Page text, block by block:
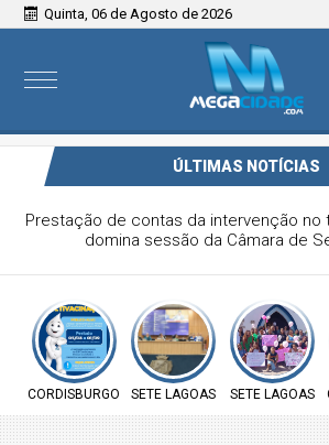
Quinta, 06 de Agosto de 2026
ÚLTIMAS NOTÍCIAS
Prefeitura de Cordisburgo inicia
Multivacinação para crianças e
CORDISBURGO SETE LAGOAS SETE LAGOAS